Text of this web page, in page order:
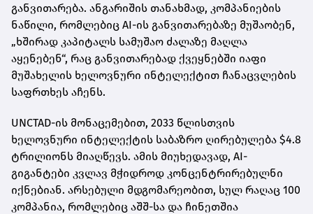
განვითარება. ანგარიშის თანახმად, კომპანიების
ნაწილი, რომლებიც AI-ის განვითარებაზე მუშაობენ,
„ხშირად კაპიტალს სამუშაო ძალაზე მაღლა
აყენებენ“, რაც განვითარებად ქვეყნებში იაფი
მუშახელის ხელოვნური ინტელექტით ჩანაცვლების
საფრთხეს აჩენს.
UNCTAD-ის მონაცემებით, 2033 წლისთვის
ხელოვნური ინტელექტის საბაზრო ღირებულება $4.8
ტრილიონს მიაღწევს. ამის მიუხედავად, AI-
გიგანტები კვლავ მჭიდროდ კონცენტრირებულნი
იქნებიან. არსებული მდგომარეობით, სულ რაღაც 100
კომპანია, რომლებიც აშშ-სა და ჩინეთშია